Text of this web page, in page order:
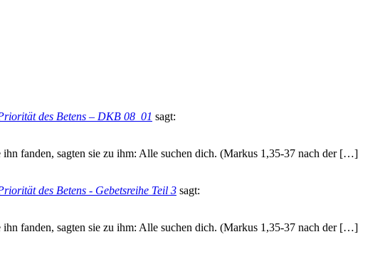
des Betens – DKB 08_01 sagt:
fanden, sagten sie zu ihm: Alle suchen dich. (Markus 1,35-37 nach der […]
des Betens - Gebetsreihe Teil 3 sagt:
fanden, sagten sie zu ihm: Alle suchen dich. (Markus 1,35-37 nach der […]